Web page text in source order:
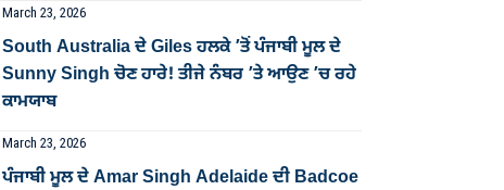
March 23, 2026
South Australia ਦੇ Giles ਹਲਕੇ ’ਤੋਂ ਪੰਜਾਬੀ ਮੂਲ ਦੇ
Sunny Singh ਚੋਣ ਹਾਰੇ! ਤੀਜੇ ਨੰਬਰ ’ਤੇ ਆਉਣ ’ਚ ਰਹੇ
ਕਾਮਯਾਬ
March 23, 2026
ਪੰਜਾਬੀ ਮੂਲ ਦੇ Amar Singh Adelaide ਦੀ Badcoe